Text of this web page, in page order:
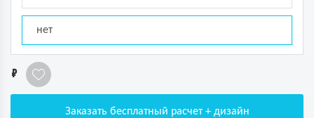
нет
1
Заказать бесплатный расчет + дизайн